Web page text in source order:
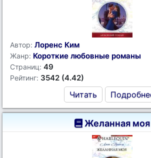
Автор: Лоренс Ким
Жанр: Короткие любовные романы
Страниц: 49
Рейтинг: 3542 (4.42)
Читать
Желанная моя